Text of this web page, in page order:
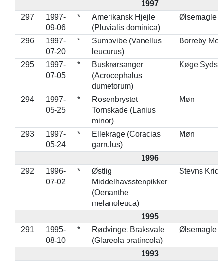
1997
297
1997-
09-06
*
Amerikansk Hjejle
(Pluvialis dominica)
Ølsemagle
296
1997-
07-20
*
Sumpvibe (Vanellus
leucurus)
Borreby
295
1997-
07-05
*
Buskrørsanger
(Acrocephalus
dumetorum)
Køge
294
1997-
05-25
*
Rosenbrystet
Tornskade (Lanius
minor)
Møn
293
1997-
05-24
*
Ellekrage (Coracias
garrulus)
Møn
1996
292
1996-
07-02
*
Østlig
Middelhavsstenpikker
(Oenanthe
melanoleuca)
Stevns
1995
291
1995-
08-10
*
Rødvinget Braksvale
(Glareola pratincola)
Ølsemagle
1993